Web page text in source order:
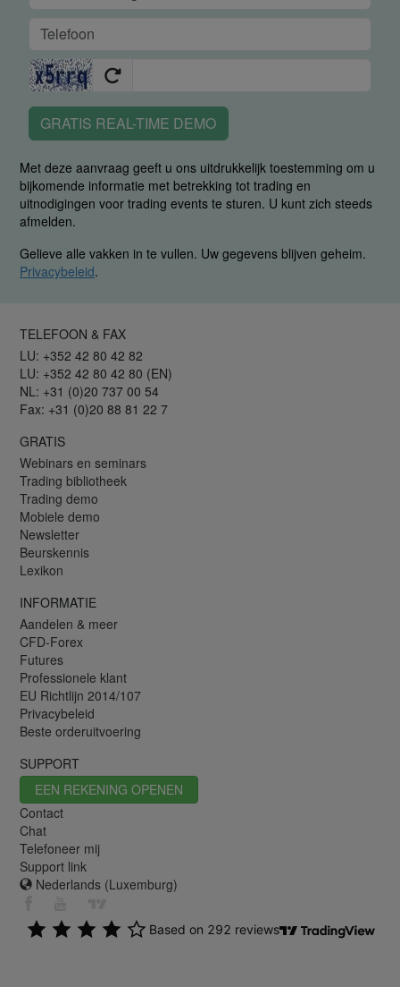
GRATIS REAL-TIME DEMO
Met deze aanvraag geeft u ons uitdrukkelijk toestemming om u
bijkomende informatie met betrekking tot trading en
uitnodigingen voor trading events te sturen. U kunt zich steeds
afmelden.
Gelieve alle vakken in te vullen. Uw gegevens blijven geheim.
Privacybeleid.
TELEFOON & FAX
LU: +352 42 80 42 82
LU: +352 42 80 42 80 (EN)
NL: +31 (0)20 737 00 54
Fax: +31 (0)20 88 81 22 7
GRATIS
Webinars en seminars
Trading bibliotheek
Trading demo
Mobiele demo
Newsletter
Beurskennis
Lexikon
INFORMATIE
Aandelen & meer
CFD-Forex
Futures
Professionele klant
EU Richtlijn 2014/107
Privacybeleid
Beste orderuitvoering
SUPPORT
EEN REKENING OPENEN
Contact
Chat
Telefoneer mij
Support link
Nederlands (Luxemburg)